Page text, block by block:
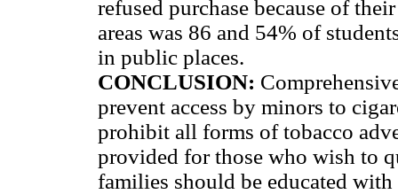
refused purchase because of
areas was 86 and 54% of
in public places.
CONCLUSION:
prevent access by minors to
prohibit all forms of tobacco
provided for those who wish to
families should be educated